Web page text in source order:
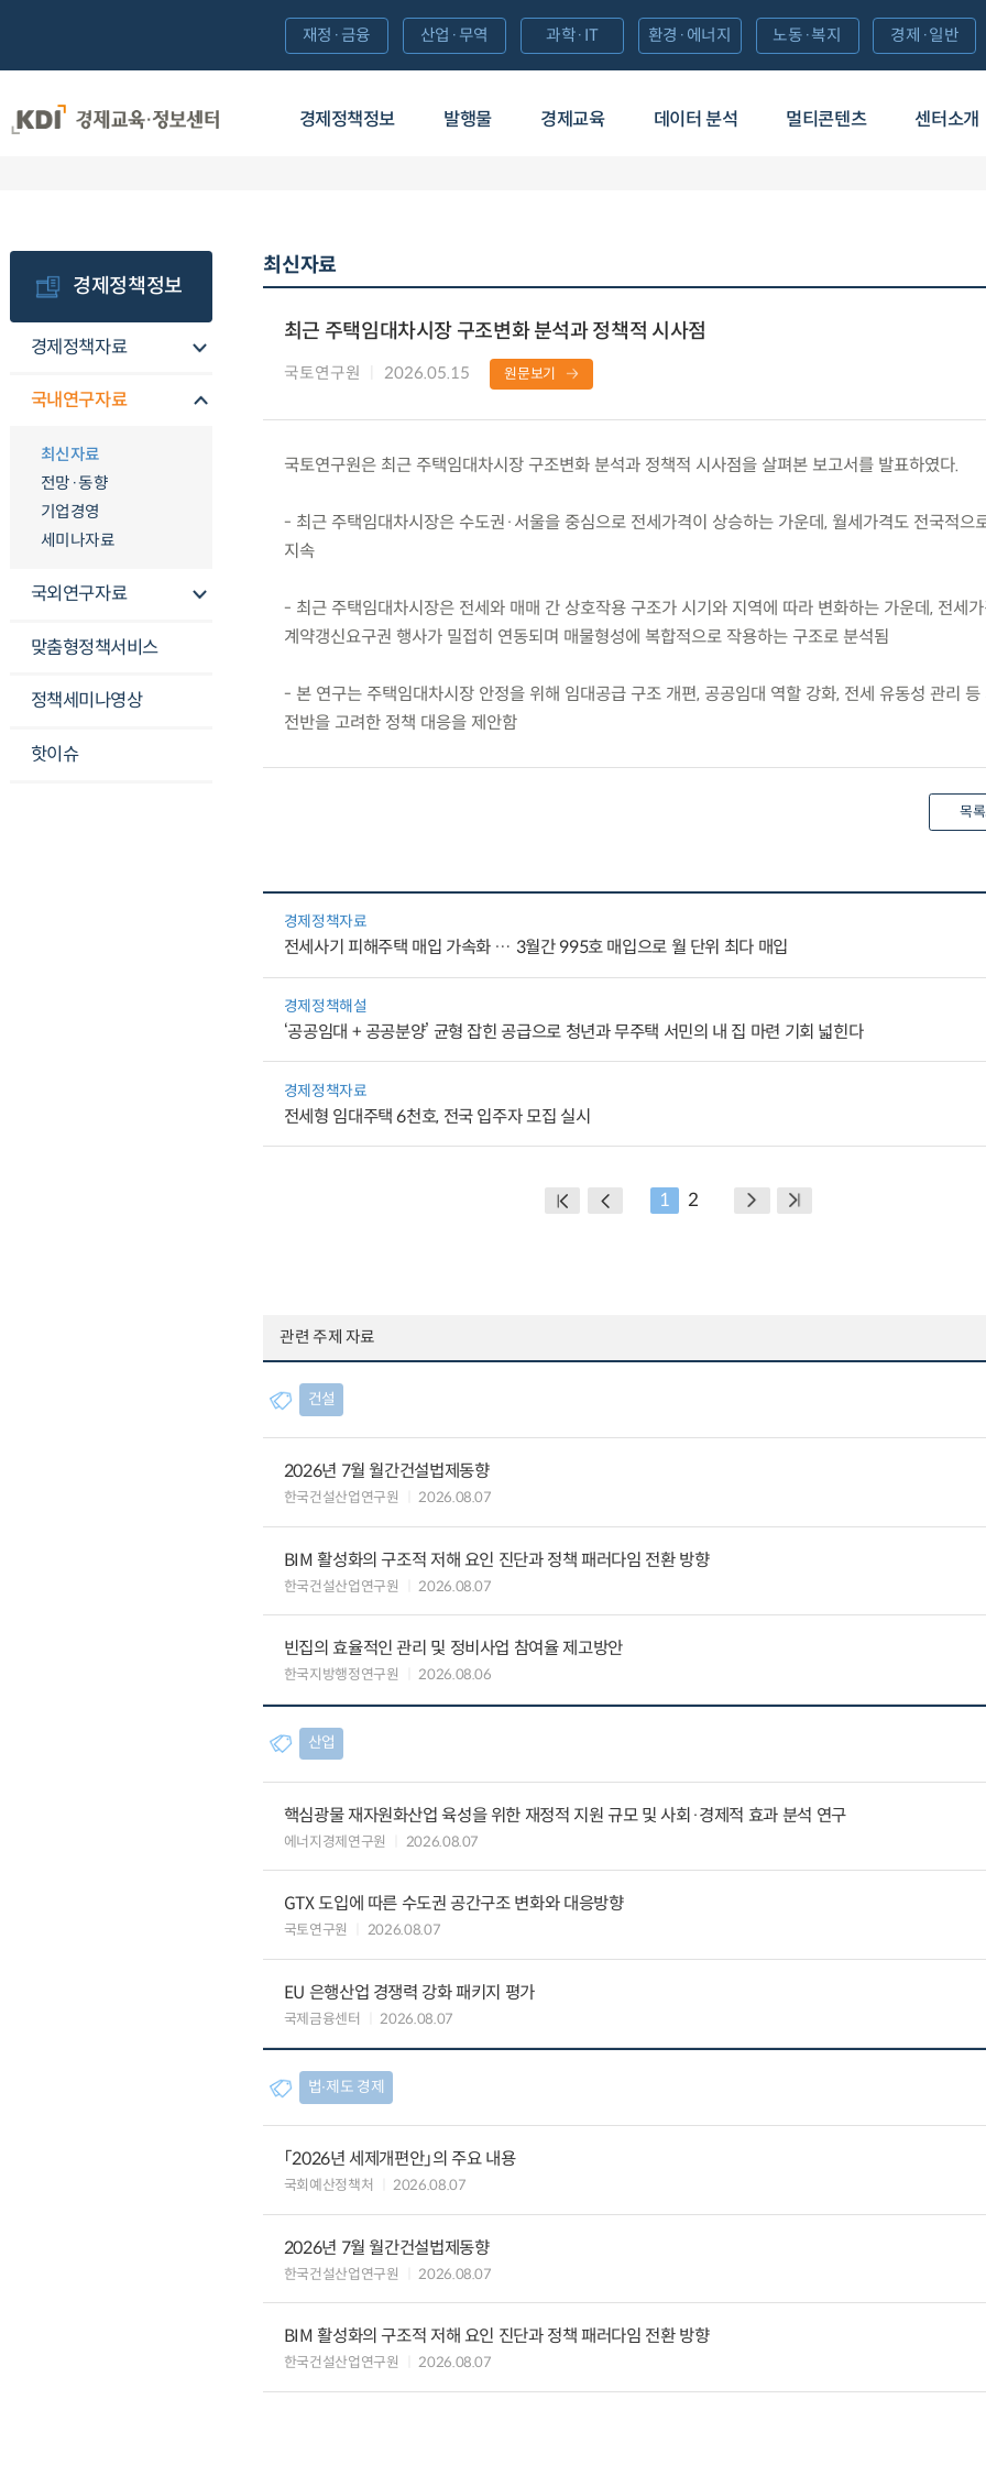
경제정책정보 발행물 경제교육 데이터 분석 멀티콘텐츠 센터소개
재정·금융 산업·무역 과학·IT 환경·에너지 노동·복지 경제·일반
경제정책정보
경제정책자료
국내연구자료
최신자료
전망·동향
기업경영
세미나자료
국외연구자료
맞춤형정책서비스
정책세미나영상
핫이슈
최신자료
최근 주택임대차시장 구조변화 분석과 정책적 시사점
국토연구원 2026.05.15 원문보기
국토연구원은 최근 주택임대차시장 구조변화 분석과 정책적 시사점을 살펴본 보고서를 발표하였다.
- 최근 주택임대차시장은 수도권·서울을 중심으로 전세가격이 상승하는 가운데, 월세가격도 전국적으
지속
- 최근 주택임대차시장은 전세와 매매 간 상호작용 구조가 시기와 지역에 따라 변화하는 가운데, 전세
계약갱신요구권 행사가 밀접히 연동되며 매물형성에 복합적으로 작용하는 구조로 분석됨
- 본 연구는 주택임대차시장 안정을 위해 임대공급 구조 개편, 공공임대 역할 강화, 전세 유동성 관리 등
전반을 고려한 정책 대응을 제안함
목
경제정책자료
전세사기 피해주택 매입 가속화 … 3월간 995호 매입으로 월 단위 최다 매입
경제정책해설
‘공공임대 + 공공분양’ 균형 잡힌 공급으로 청년과 무주택 서민의 내 집 마련 기회 넓힌다
경제정책자료
전세형 임대주택 6천호, 전국 입주자 모집 실시
1 2
관련 주제 자료
건설
2026년 7월 월간건설법제동향
한국건설산업연구원 2026.08.07
BIM 활성화의 구조적 저해 요인 진단과 정책 패러다임 전환 방향
한국건설산업연구원 2026.08.07
빈집의 효율적인 관리 및 정비사업 참여율 제고방안
한국지방행정연구원 2026.08.06
산업
핵심광물 재자원화산업 육성을 위한 재정적 지원 규모 및 사회·경제적 효과 분석 연구
에너지경제연구원 2026.08.07
GTX 도입에 따른 수도권 공간구조 변화와 대응방향
국토연구원 2026.08.07
EU 은행산업 경쟁력 강화 패키지 평가
국제금융센터 2026.08.07
법∙제도 경제
「2026년 세제개편안」의 주요 내용
국회예산정책처 2026.08.07
2026년 7월 월간건설법제동향
한국건설산업연구원 2026.08.07
BIM 활성화의 구조적 저해 요인 진단과 정책 패러다임 전환 방향
한국건설산업연구원 2026.08.07